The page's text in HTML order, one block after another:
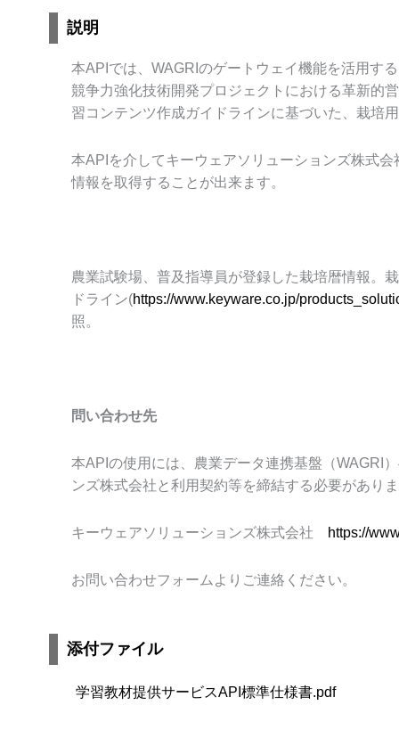
説明
本API では、 WAGRI のゲートウェイ機能を活用す
競争力強化技術開発プロジェクトにおける革新的
習コンテンツ作成ガイドラインに基づいた、栽培
本API を介してキーウェアソリューションズ株式
情報を取得することが出来ます。
農業試験場、普及指導員が登録した栽培暦情報。
ドライン(https://www.keyware.co.jp/
照。
問い合わせ先
本API の使用には、農業データ連携基盤（WAGRI
ンズ株式会社と利用契約等を締結する必要があり
キーウェアソリューションズ株式会社 https://
お問い合わせフォームよりご連絡ください。
添付ファイル
学習教材提供サービスAPI標準仕様書.pdf